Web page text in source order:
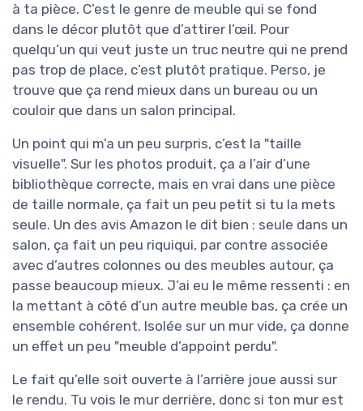
à ta pièce. C’est le genre de meuble qui se fond
dans le décor plutôt que d’attirer l’œil. Pour
quelqu’un qui veut juste un truc neutre qui ne prend
pas trop de place, c’est plutôt pratique. Perso, je
trouve que ça rend mieux dans un bureau ou un
couloir que dans un salon principal.
Un point qui m’a un peu surpris, c’est la "taille
visuelle". Sur les photos produit, ça a l’air d’une
bibliothèque correcte, mais en vrai dans une pièce
de taille normale, ça fait un peu petit si tu la mets
seule. Un des avis Amazon le dit bien : seule dans un
salon, ça fait un peu riquiqui, par contre associée
avec d’autres colonnes ou des meubles autour, ça
passe beaucoup mieux. J’ai eu le même ressenti : en
la mettant à côté d’un autre meuble bas, ça crée un
ensemble cohérent. Isolée sur un mur vide, ça donne
un effet un peu "meuble d’appoint perdu".
Le fait qu’elle soit ouverte à l’arrière joue aussi sur
le rendu. Tu vois le mur derrière, donc si ton mur est